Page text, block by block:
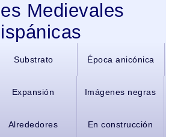
Medievales
Substrato Época anicónica
Expansión Imágenes negras
Alrededores En construcción